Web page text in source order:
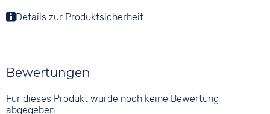
Details zur Produktsicherheit
Bewertungen
Für dieses Produkt wurde noch keine Bewertung
abgegeben